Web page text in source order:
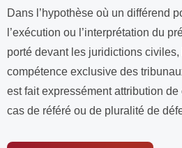
Dans l’hypothèse où un différend
l’exécution ou l’interprétation du
porté devant les juridictions
compétence exclusive des
est fait expressément attribution
cas de référé ou de pluralité de